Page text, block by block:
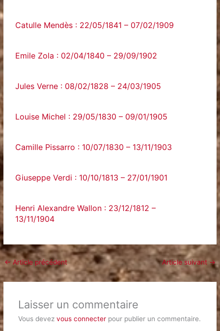
Catulle Mendès : 22/05/1841 – 07/02/1909
Emile Zola : 02/04/1840 – 29/09/1902
Jules Verne : 08/02/1828 – 24/03/1905
Louise Michel : 29/05/1830 – 09/01/1905
Camille Pissarro : 10/07/1830 – 13/11/1903
Giuseppe Verdi : 10/10/1813 – 27/01/1901
Henri Alexandre Wallon : 23/12/1812 –
13/11/1904
← Article précédent Article suivant →
Laisser un commentaire
Vous devez vous connecterpour publier un commentaire.